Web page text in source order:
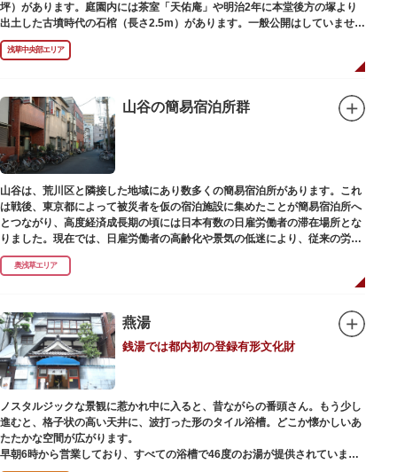
坪）があります。庭園内には茶室「天佑庵」や明治2年に本堂後方の塚より
出土した古墳時代の石棺（長さ2.5m）があります。一般公開はしていません
が、不定期で特別公開されることがあります。
浅草中央部エリア
山谷の簡易宿泊所群
山谷は、荒川区と隣接した地域にあり数多くの簡易宿泊所があります。これ
は戦後、東京都によって被災者を仮の宿泊施設に集めたことが簡易宿泊所へ
とつながり、高度経済成長期の頃には日本有数の日雇労働者の滞在場所とな
りました。現在では、日雇労働者の高齢化や景気の低迷により、従来の労働
者に代わって、外国人の利用が増えています。
奥浅草エリア
燕湯
銭湯では都内初の登録有形文化財
ノスタルジックな景観に惹かれ中に入ると、昔ながらの番頭さん。もう少し
進むと、格子状の高い天井に、波打った形のタイル浴槽。どこか懐かしいあ
たたかな空間が広がります。
早朝6時から営業しており、すべての浴槽で46度のお湯が提供されていま